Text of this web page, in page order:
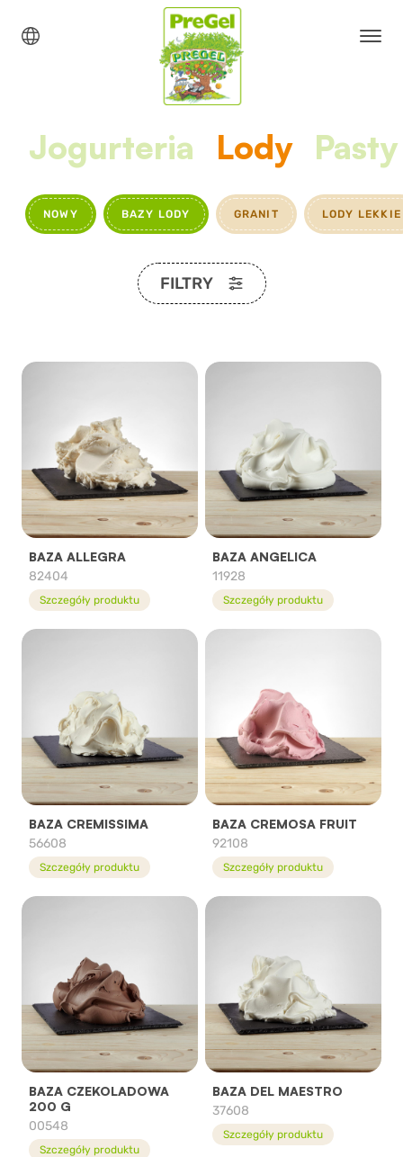
Jogurteria Lody Pasty
NOWY BAZY LODY GRANIT LODY LEKKIE
FILTRY
BAZA ALLEGRA
82404
Szczegóły produktu
BAZA ANGELICA
11928
Szczegóły produktu
BAZA CREMISSIMA
56608
Szczegóły produktu
BAZA CREMOSA FRUIT
92108
Szczegóły produktu
BAZA CZEKOLADOWA
200 G
00548
Szczegóły produktu
BAZA DEL MAESTRO
37608
Szczegóły produktu